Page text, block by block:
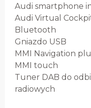
Audi smartphone
Audi Virtual
Bluetooth
Gniazdo USB
MMI Navigation
MMI touch
Tuner DAB do
radiowych